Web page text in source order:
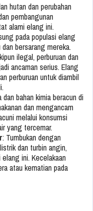
hutan dan perubahan
pembangunan
alami elang ini.
pada populasi elang
bersarang mereka.
ilegal, perburuan dan
ancaman serius. Elang
perburuan untuk diambil
bahan kimia beracun di
dan mengancam
melalui konsumsi
yang tercemar.
: Tumbukan dengan
dan turbin angin,
ini. Kecelakaan
atau kematian pada